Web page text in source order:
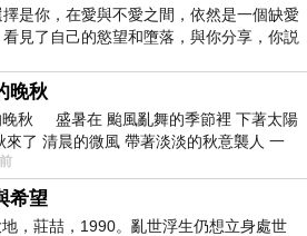
.優缺點比較
Hello Kitty】Hello Kitty太陽
的原因,是因為比較有保障,
,所以才選擇在這購入
考分享↓↓↓
是你，在愛與不愛之間，依然是一個缺愛
見了自己的慾望和墮落，與你分享，你説
晚秋
晚秋 盛暑在 颱風亂舞的季節裡 下著太陽
來了 清晨的微風 帶著淡淡的秋意襲人 一
赤
希望
，莊喆，1990。亂世浮生仍想立身處世